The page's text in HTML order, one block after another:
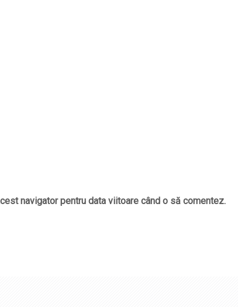
navigator pentru data viitoare când o să comentez.